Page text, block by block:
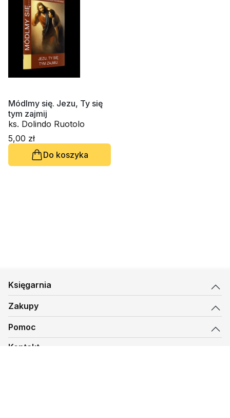
Módlmy się. Jezu, Ty się
tym zajmij
ks. Dolindo Ruotolo
5,00 zł
Do koszyka
Księgarnia
Zakupy
Pomoc
Kontakt